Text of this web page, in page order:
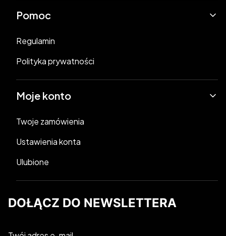
Pomoc
Regulamin
Polityka prywatności
Moje konto
Twoje zamówienia
Ustawienia konta
Ulubione
DOŁĄCZ DO NEWSLETTERA